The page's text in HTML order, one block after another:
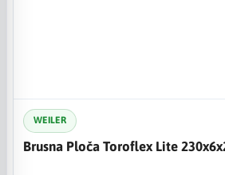
WEILER
Brusna Ploča Toroflex Lite